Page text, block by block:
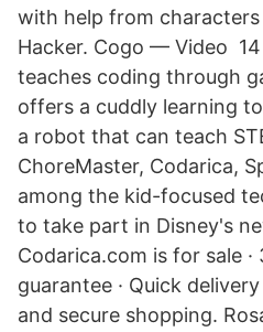
with help from
Hacker. Cogo — Video
teaches coding through
offers a cuddly learning
a robot that can teach
ChoreMaster, Codarica,
among the kid-focused
to take part in Disney's
Codarica.com is for sale
guarantee · Quick
and secure shopping.